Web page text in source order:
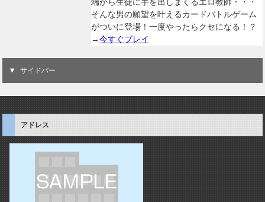
端から生徒に手を出しまくるエロ教師・・・
そんな男の願望を叶えるカードバトルゲーム
がついに登場！一度やったらクセになる！？
→今すぐプレイ
サイドバー
アドレス